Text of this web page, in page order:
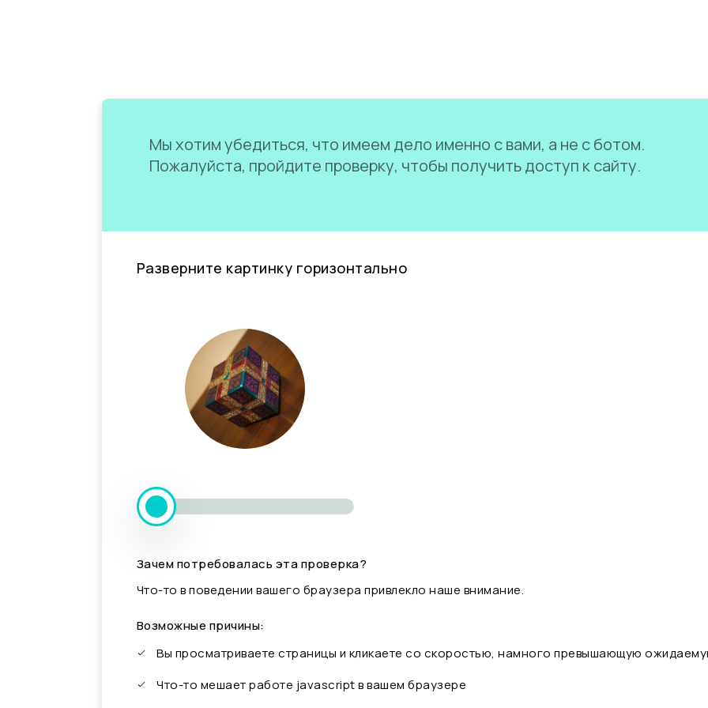
Мы хотим убедиться, что имеем дело именно с вами, а не с ботом.
Пожалуйста, пройдите проверку, чтобы получить доступ к сайту.
Разверните картинку горизонтально
Зачем потребовалась эта проверка?
Что-то в поведении вашего браузера привлекло наше внимание.
Возможные причины:
Вы просматриваете страницы и кликаете со скоростью, намного превышающую
Что-то мешает работе javascript в вашем браузере